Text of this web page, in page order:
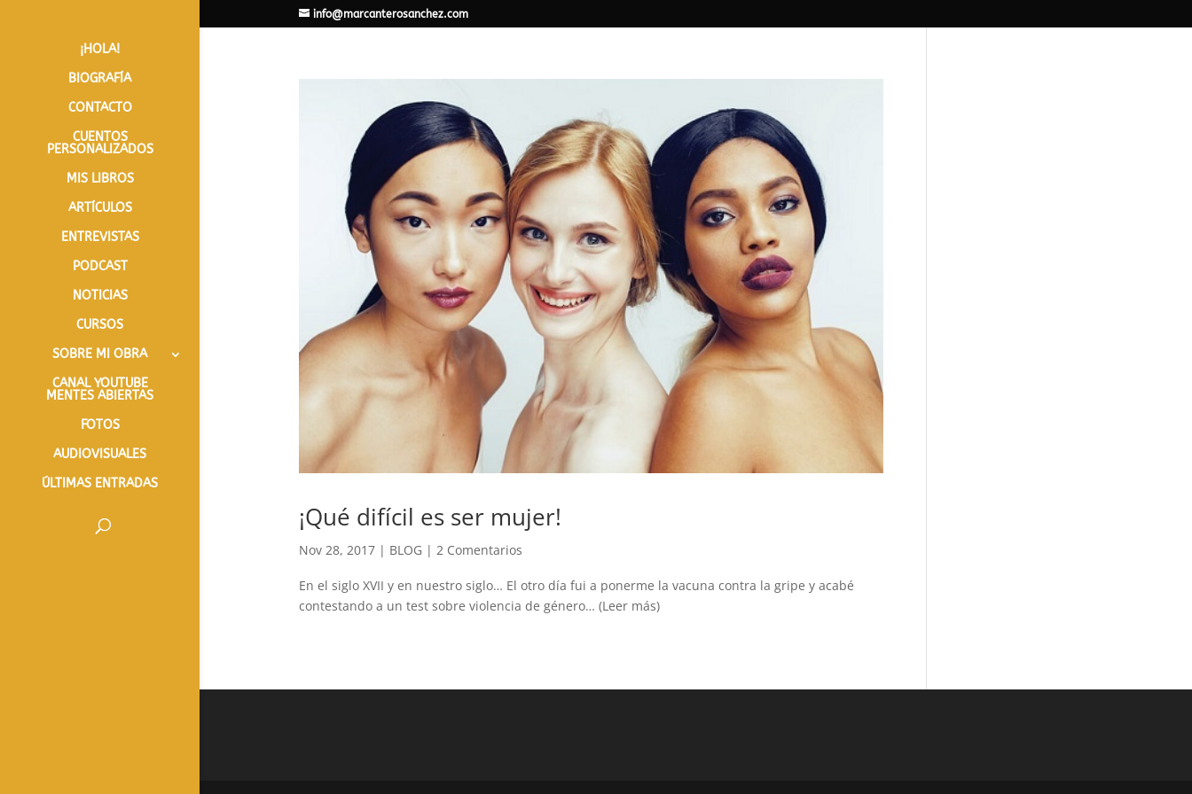
info@marcanterosanchez.com
¡HOLA!
BIOGRAFÍA
CONTACTO
CUENTOS
PERSONALIZADOS
MIS LIBROS
ARTÍCULOS
ENTREVISTAS
PODCAST
NOTICIAS
CURSOS
SOBRE MI OBRA
CANAL YOUTUBE
MENTES ABIERTAS
FOTOS
AUDIOVISUALES
ÚLTIMAS ENTRADAS
¡Qué difícil es ser mujer!
Nov 28, 2017| BLOG | 2 Comentarios
En el siglo XVII y en nuestro siglo… El otro día fui a ponerme la vacuna contra la gripe y acabé
contestando a un test sobre violencia de género… (Leer más)